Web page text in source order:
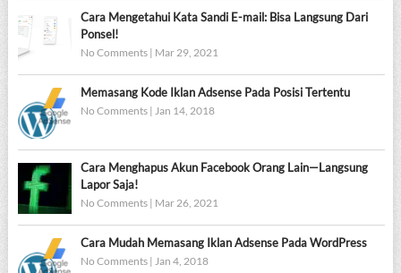
Cara Mengetahui Kata Sandi E-mail: Bisa Langsung Dari
Ponsel!
No Comments| Mar 29, 2021
Memasang Kode Iklan Adsense Pada Posisi Tertentu
No Comments| Jan 14, 2018
Cara Menghapus Akun Facebook Orang Lain—Langsung
Lapor Saja!
No Comments| Mar 26, 2021
Cara Mudah Memasang Iklan Adsense Pada WordPress
No Comments| Jan 4, 2018